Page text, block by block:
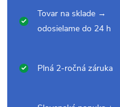
Tovar na sklade →
odosielame do 24 h
Plná 2-ročná záruka